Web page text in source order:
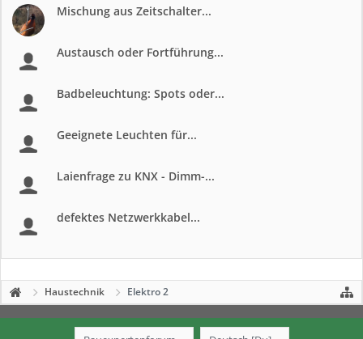
Mischung aus Zeitschalter...
Austausch oder Fortführung...
Badbeleuchtung: Spots oder...
Geeignete Leuchten für...
Laienfrage zu KNX - Dimm-...
defektes Netzwerkkabel...
Haustechnik Elektro 2